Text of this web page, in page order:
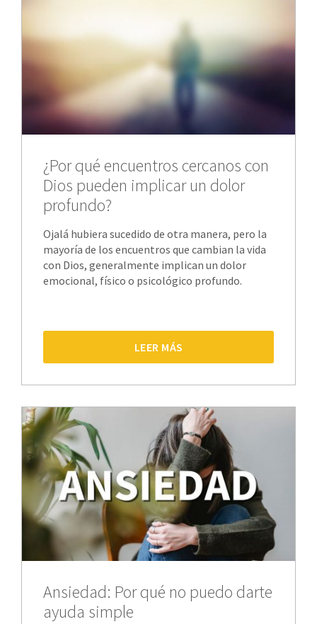
¿Por qué encuentros cercanos con
Dios pueden implicar un dolor
profundo?
Ojalá hubiera sucedido de otra manera, pero la
mayoría de los encuentros que cambian la vida
con Dios, generalmente implican un dolor
emocional, físico o psicológico profundo.
LEER MÁS
Ansiedad: Por qué no puedo darte
ayuda simple